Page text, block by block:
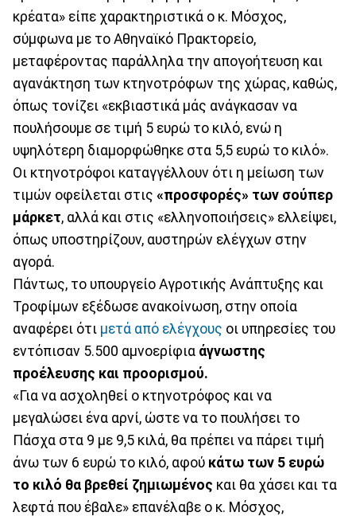
κρέατα» είπε χαρακτηριστικά ο κ. Μόσχος,
σύμφωνα με το Αθηναϊκό Πρακτορείο,
μεταφέροντας παράλληλα την απογοήτευση και
αγανάκτηση των κτηνοτρόφων της χώρας, καθώς,
όπως τονίζει «εκβιαστικά μάς ανάγκασαν να
πουλήσουμε σε τιμή 5 ευρώ το κιλό, ενώ η
υψηλότερη διαμορφώθηκε στα 5,5 ευρώ το κιλό».
Οι κτηνοτρόφοι καταγγέλλουν ότι η μείωση των
τιμών οφείλεται στις «προσφορές» των σούπερ
μάρκετ, αλλά και στις «ελληνοποιήσεις» ελλείψει,
όπως υποστηρίζουν, αυστηρών ελέγχων στην
αγορά.
Πάντως, το υπουργείο Αγροτικής Ανάπτυξης και
Τροφίμων εξέδωσε ανακοίνωση, στην οποία
αναφέρει ότι μετά από ελέγχους οι υπηρεσίες του
εντόπισαν 5.500 αμνοερίφια άγνωστης
προέλευσης και προορισμού.
«Για να ασχοληθεί ο κτηνοτρόφος και να
μεγαλώσει ένα αρνί, ώστε να το πουλήσει το
Πάσχα στα 9 με 9,5 κιλά, θα πρέπει να πάρει τιμή
άνω των 6 ευρώ το κιλό, αφού κάτω των 5 ευρώ
το κιλό θα βρεθεί ζημιωμένος και θα χάσει και τα
λεφτά που έβαλε» επανέλαβε ο κ. Μόσχος,